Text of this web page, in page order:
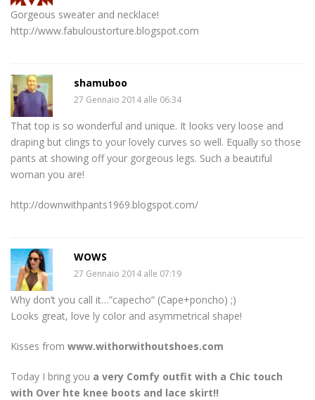
Gorgeous sweater and necklace!
http://www.fabuloustorture.blogspot.com
shamuboo
27 Gennaio 2014 alle 06:34
That top is so wonderful and unique. It looks very loose and
draping but clings to your lovely curves so well. Equally so those
pants at showing off your gorgeous legs. Such a beautiful
woman you are!
http://downwithpants1969.blogspot.com/
WOWS
27 Gennaio 2014 alle 07:19
Why don’t you call it…”capecho” (Cape+poncho) ;)
Looks great, love ly color and asymmetrical shape!
Kisses from www.withorwithoutshoes.com
Today I bring you a very Comfy outfit with a Chic touch
with Over hte knee boots and lace skirt!!